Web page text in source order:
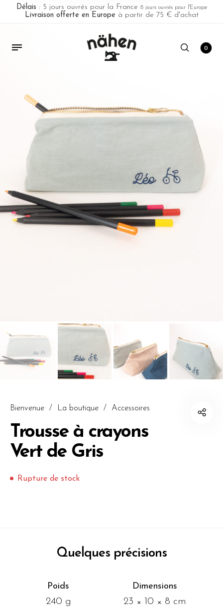
Délais : 5 jours ouvrés pour la France 8 jours ouvrés pour l'Europe
Livraison offerte en Europeà partir de 75 € d'achat
0
Bienvenue / La boutique / Accessoires
Trousse à crayons
Vert de Gris
Rupture de stock
Quelques précisions
Poids
240 g
Dimensions
23 × 10 × 8 cm